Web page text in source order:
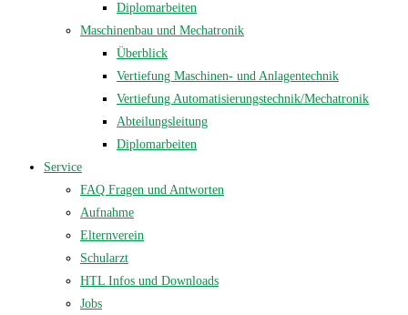
Diplomarbeiten
Maschinenbau und Mechatronik
Überblick
Vertiefung Maschinen- und Anlagentechnik
Vertiefung Automatisierungstechnik/Mechatronik
Abteilungsleitung
Diplomarbeiten
Service
FAQ Fragen und Antworten
Aufnahme
Elternverein
Schularzt
HTL Infos und Downloads
Jobs